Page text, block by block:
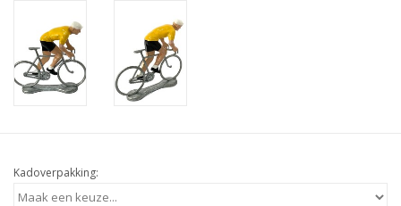
Kadoverpakking: